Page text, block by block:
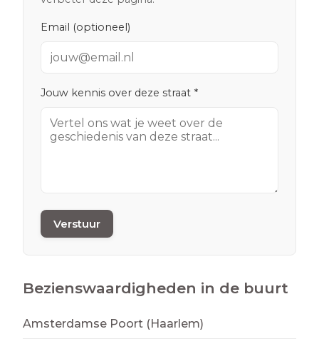
Email (optioneel)
Jouw kennis over deze straat *
Verstuur
Bezienswaardigheden in de buurt
Amsterdamse Poort (Haarlem)